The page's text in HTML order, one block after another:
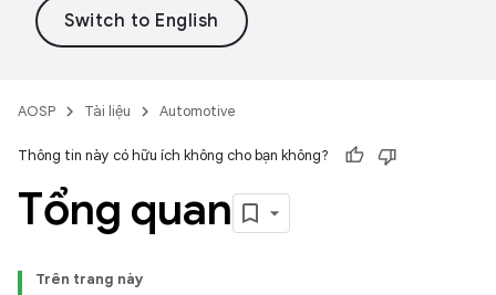
AOSP Tài liệu Automotive
Thông tin này có hữu ích không cho bạn không?
Tổng quan
Trên trang này